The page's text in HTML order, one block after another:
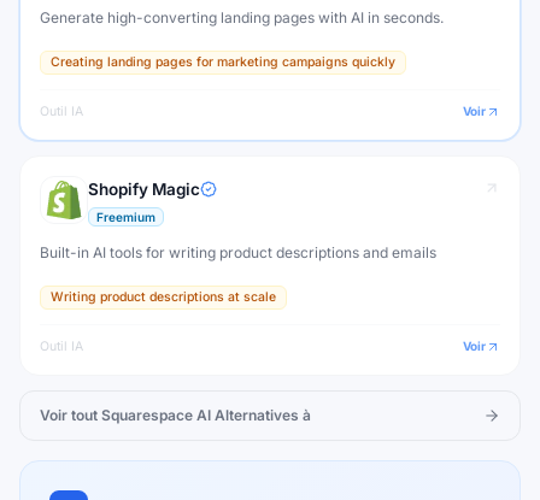
Generate high-converting landing pages with AI in seconds.
Creating landing pages for marketing campaigns quickly
Outil IA Voir
Shopify Magic
Freemium
Built-in AI tools for writing product descriptions and emails
Writing product descriptions at scale
Outil IA Voir
Voir tout Squarespace AI Alternatives à